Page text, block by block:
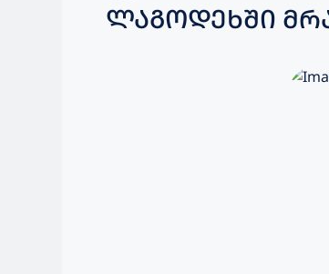
ᲚᲐᲒᲝᲓᲔᲮᲨᲘ